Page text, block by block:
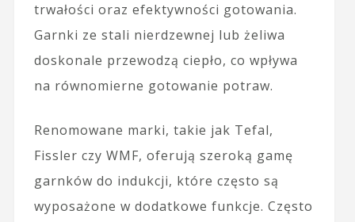
trwałości oraz efektywności gotowania.
Garnki ze stali nierdzewnej lub żeliwa
doskonale przewodzą ciepło, co wpływa
na równomierne gotowanie potraw.
Renomowane marki, takie jak Tefal,
Fissler czy WMF, oferują szeroką gamę
garnków do indukcji, które często są
wyposażone w dodatkowe funkcje. Często